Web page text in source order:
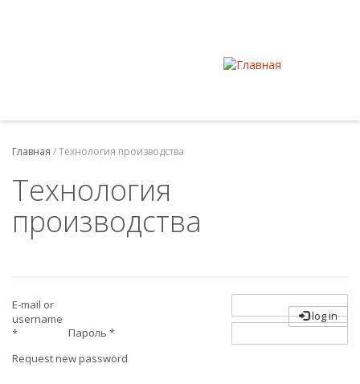
Главная /Технология производства
Технология
производства
E-mail or
username
*
Пароль *
Request new password
log in